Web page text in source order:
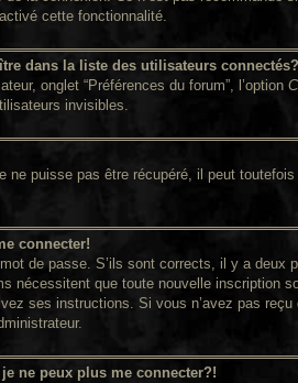
cette fonctionnalité.
dans la liste des utilisateurs connectés?
onglet “Préférences du forum”, l’option
invisibles.
ne puisse pas être récupéré, il peut
connecter!
de passe. S’ils sont corrects, il y a
nécessitent que toute nouvelle inscription
ses instructions. Si vous n’avez pas
ne peux plus me connecter?!